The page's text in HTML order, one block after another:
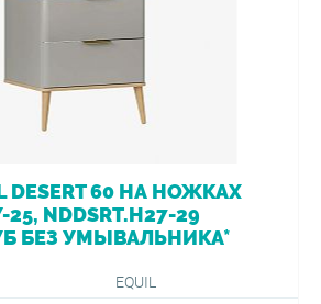
DESERT 60 НА НОЖКАХ
25, NDDSRT.H27-29
БЕЗ УМЫВАЛЬНИКА*
EQUIL